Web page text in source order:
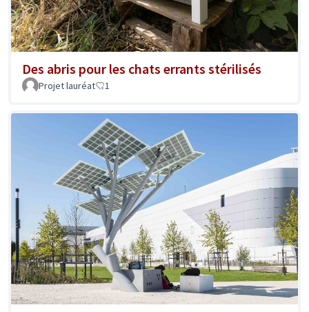
Des abris pour les chats errants stérilisés
Projet lauréat 1